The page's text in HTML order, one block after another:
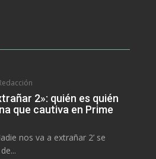
2»: quién es quién
que cautiva en Prime
nos va a extrañar 2’ se